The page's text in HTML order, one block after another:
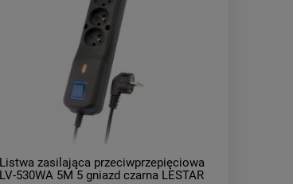
Listwa zasilająca przeciwprzepięciowa
LV-530WA 5M 5 gniazd czarna LESTAR